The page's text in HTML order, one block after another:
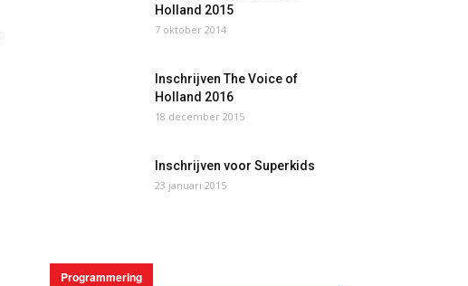
Holland 2015
7 oktober 2014
Inschrijven The Voice of
Holland 2016
18 december 2015
Inschrijven voor Superkids
23 januari 2015
Programmering